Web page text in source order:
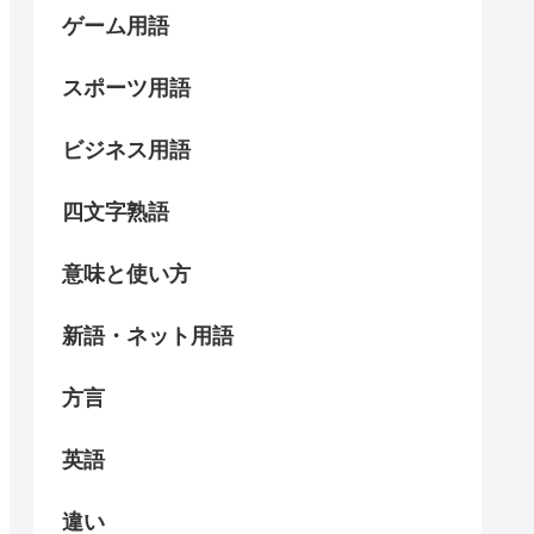
ゲーム用語
スポーツ用語
ビジネス用語
四文字熟語
意味と使い方
新語・ネット用語
方言
英語
違い